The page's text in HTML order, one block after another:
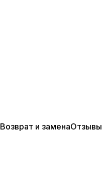
Возврат и заменаОтзывы